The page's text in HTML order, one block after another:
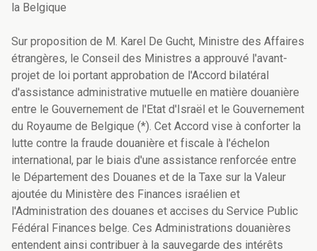
la Belgique
Sur proposition de M. Karel De Gucht, Ministre des Affaires
étrangères, le Conseil des Ministres a approuvé l'avant-
projet de loi portant approbation de l'Accord bilatéral
d'assistance administrative mutuelle en matière douanière
entre le Gouvernement de l'Etat d'Israël et le Gouvernement
du Royaume de Belgique (*). Cet Accord vise à conforter la
lutte contre la fraude douanière et fiscale à l'échelon
international, par le biais d'une assistance renforcée entre
le Département des Douanes et de la Taxe sur la Valeur
ajoutée du Ministère des Finances israélien et
l'Administration des douanes et accises du Service Public
Fédéral Finances belge. Ces Administrations douanières
entendent ainsi contribuer à la sauvegarde des intérêts